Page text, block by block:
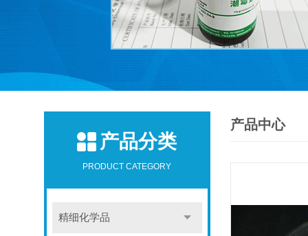
产品分类
PRODUCT CATEGORY
精细化学品
产品中心